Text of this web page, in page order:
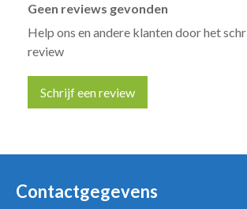
Geen reviews gevonden
Help ons en andere klanten door het
review
Schrijf een review
Uw naam *
Contactgegevens